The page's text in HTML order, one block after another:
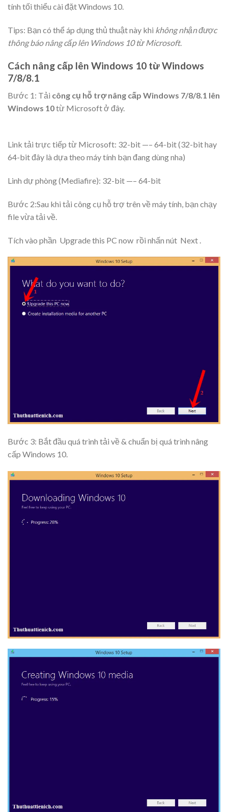
tính tối thiểu cài đặt Windows 10.
Tips: Bạn có thể áp dụng thủ thuật này khi không nhận được
thông báo nâng cấp lên Windows 10 từ Microsoft.
Cách nâng cấp lên Windows 10 từ Windows
7/8/8.1
Bước 1: Tải công cụ hỗ trợ nâng cấp Windows 7/8/8.1 lên
Windows 10từ Microsoft ở đây.
Link tải trực tiếp từ Microsoft: 32-bit —– 64-bit (32-bit hay
64-bit đây là dựa theo máy tính bạn đang dùng nha)
Linh dự phòng (Mediafire): 32-bit —– 64-bit
Bước 2:Sau khi tải công cụ hỗ trợ trên về máy tính, bạn chạy
file vừa tải về.
Tích vào phần Upgrade this PC now rồi nhấn nút Next
Bước 3: Bắt đầu quá trình tải về & chuẩn bị quá trình nâng
cấp Windows 10.